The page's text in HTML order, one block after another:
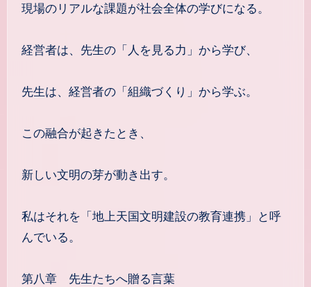
現場のリアルな課題が社会全体の学びになる。
経営者は、先生の「人を見る力」から学び、
先生は、経営者の「組織づくり」から学ぶ。
この融合が起きたとき、
新しい文明の芽が動き出す。
私はそれを「地上天国文明建設の教育連携」と呼
んでいる。
第八章 先生たちへ贈る言葉